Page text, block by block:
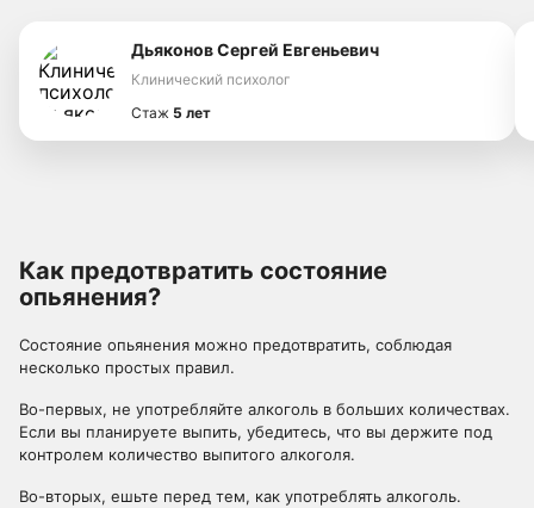
Дьяконов Сергей Евгеньевич
Клинический психолог
Стаж 5 лет
Как предотвратить состояние
опьянения?
Состояние опьянения можно предотвратить, соблюдая
несколько простых правил.
Во-первых, не употребляйте алкоголь в больших количествах.
Если вы планируете выпить, убедитесь, что вы держите под
контролем количество выпитого алкоголя.
Во-вторых, ешьте перед тем, как употреблять алкоголь.